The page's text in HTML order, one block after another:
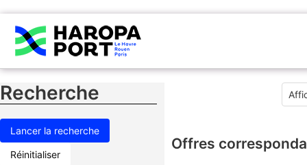
Recherche
Réinitialiser
Offres